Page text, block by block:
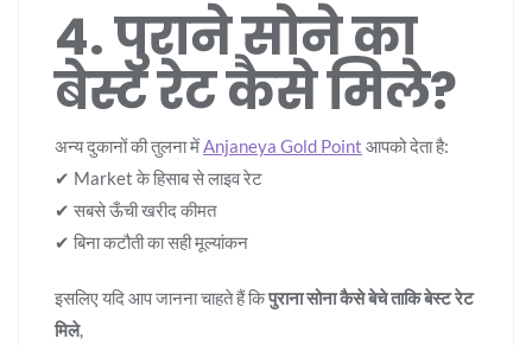
4. पुराने सोने का
बेस्ट रेट कैसे मिले?
अन्य दुकानों की तुलना मेंAnjaneya Gold Point आपको देता है:
✔ Market के हिसाब से लाइव रेट
✔ सबसे ऊँची खरीद कीमत
✔ बिना कटौती का सही मूल्यांकन
इसलिए यदि आप जानना चाहते हैं किपुराना सोना कैसे बेचे ताकि बेस्ट रेट
मिले,